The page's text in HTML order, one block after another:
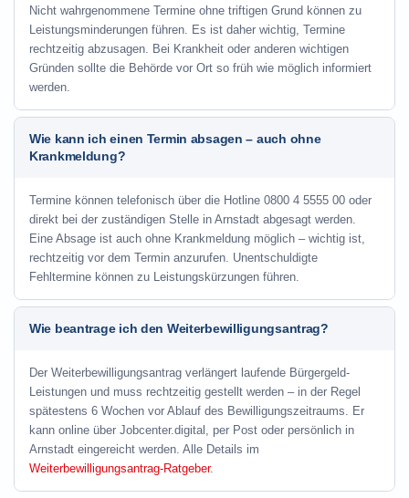
Nicht wahrgenommene Termine ohne triftigen Grund können zu
Leistungsminderungen führen. Es ist daher wichtig, Termine
rechtzeitig abzusagen. Bei Krankheit oder anderen wichtigen
Gründen sollte die Behörde vor Ort so früh wie möglich informiert
werden.
Wie kann ich einen Termin absagen – auch ohne
Krankmeldung?
Termine können telefonisch über die Hotline 0800 4 5555 00 oder
direkt bei der zuständigen Stelle in Arnstadt abgesagt werden.
Eine Absage ist auch ohne Krankmeldung möglich – wichtig ist,
rechtzeitig vor dem Termin anzurufen. Unentschuldigte
Fehltermine können zu Leistungskürzungen führen.
Wie beantrage ich den Weiterbewilligungsantrag?
Der Weiterbewilligungsantrag verlängert laufende Bürgergeld-
Leistungen und muss rechtzeitig gestellt werden – in der Regel
spätestens 6 Wochen vor Ablauf des Bewilligungszeitraums. Er
kann online über Jobcenter.digital, per Post oder persönlich in
Arnstadt eingereicht werden. Alle Details im
Weiterbewilligungsantrag-Ratgeber.